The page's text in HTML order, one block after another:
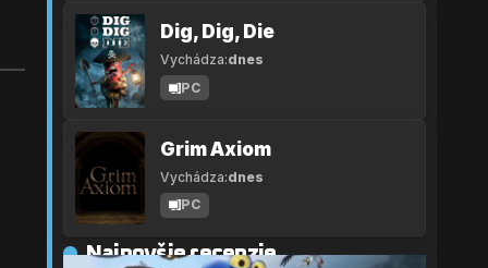
Dig, Dig, Die
Vychádza:dnes
PC
Grim Axiom
Vychádza:dnes
PC
Najnovšie recenzie